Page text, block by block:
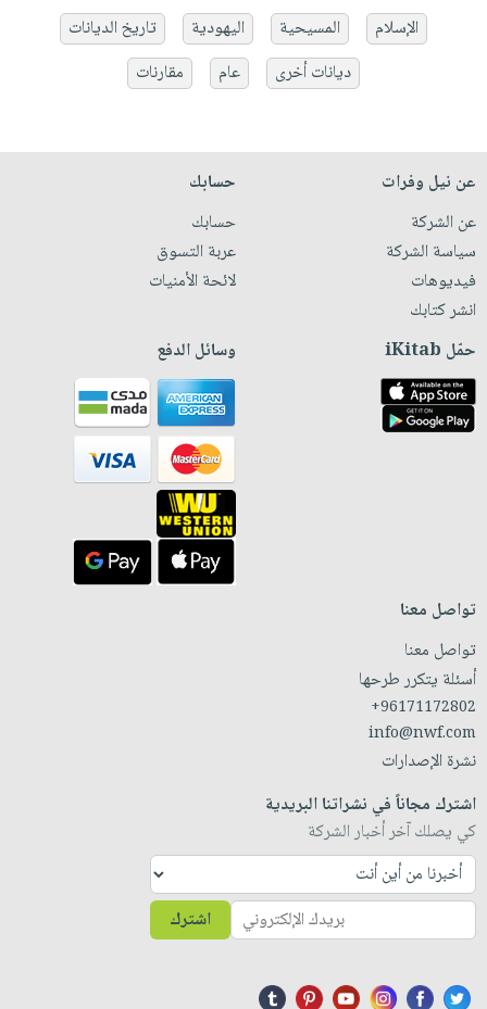
الإسلام المسيحية اليهودية
تاريخ الديانات
ديانات أخرى
عام مقارنات
عن نيل وفرات
عن الشركة
سياسة الشركة
فيديوهات
انشر كتابك
حسابك
حسابك
عربة التسوق
لائحة الأمنيات
حمّل iKitab وسائل الدفع
تواصل معنا
تواصل معنا
أسئلة يتكرر طرحها
+96171172802
info@nwf.com
نشرة الإصدارات
اشترك مجاناً في نشراتنا البريدية
كي يصلك آخر أخبار الشركة
اشترك